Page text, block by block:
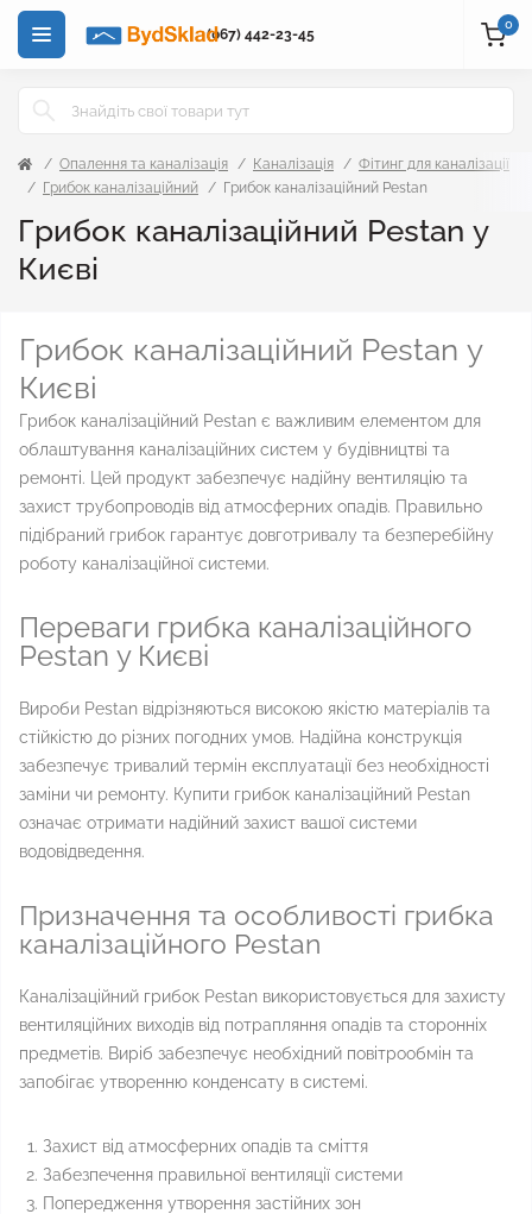
(067) 442-23-45
0
Опалення та каналізація Каналізація
Фітинг для каналізації
Грибок каналізаційний
Грибок каналізаційний Pestan
Грибок каналізаційний Pestan у
Києві
Грибок каналізаційний Pestan у
Києві
Грибок каналізаційний Pestan є важливим елементом для
облаштування каналізаційних систем у будівництві та
ремонті. Цей продукт забезпечує надійну вентиляцію та
захист трубопроводів від атмосферних опадів. Правильно
підібраний грибок гарантує довготривалу та безперебійну
роботу каналізаційної системи.
Переваги грибка каналізаційного
Pestan у Києві
Вироби Pestan відрізняються високою якістю матеріалів та
стійкістю до різних погодних умов. Надійна конструкція
забезпечує тривалий термін експлуатації без необхідності
заміни чи ремонту. Купити грибок каналізаційний Pestan
означає отримати надійний захист вашої системи
водовідведення.
Призначення та особливості грибка
каналізаційного Pestan
Каналізаційний грибок Pestan використовується для захисту
вентиляційних виходів від потрапляння опадів та сторонніх
предметів. Виріб забезпечує необхідний повітрообмін та
запобігає утворенню конденсату в системі.
Захист від атмосферних опадів та сміття
Забезпечення правильної вентиляції системи
Попередження утворення застійних зон